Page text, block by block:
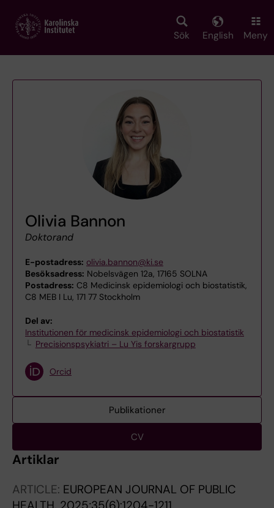
main
Sök English Meny
Olivia Bannon
Doktorand
E-postadress: olivia.bannon@ki.se
Besöksadress: Nobelsvägen 12a, 17165 SOLNA
Postadress: C8 Medicinsk epidemiologi och biostatistik,
C8 MEB I Lu, 171 77 Stockholm
Del av:
Institutionen för medicinsk epidemiologi och biostatistik
Precisionspsykiatri – Lu Yis forskargrupp
Orcid
Publikationer
CV
Artiklar
ARTICLE: EUROPEAN JOURNAL OF PUBLIC